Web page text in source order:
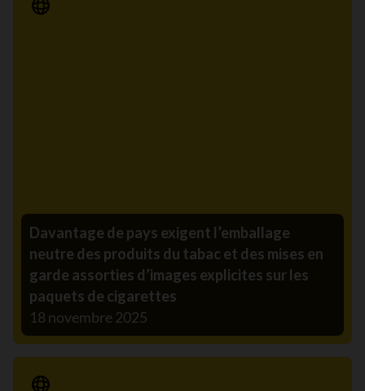
Communiqué de presse
Davantage de pays exigent l’emballage
neutre des produits du tabac et des mises en
garde assorties d’images explicites sur les
paquets de cigarettes
18 novembre 2025